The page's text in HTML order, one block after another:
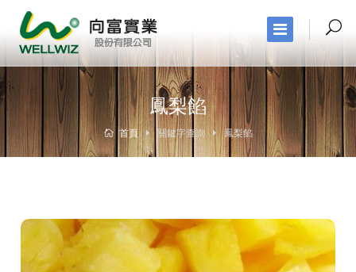
鳳梨餡
首頁 關鍵字查詢 鳳梨餡